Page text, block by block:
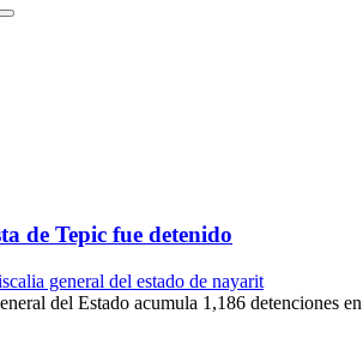
de Tepic fue detenido
general del estado de nayarit
del Estado acumula 1,186 detenciones